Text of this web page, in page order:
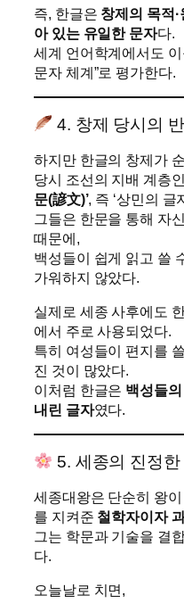
즉, 한글은 창제의 목적
아 있는 유일한 문자다.
세계 언어학계에서도
문자 체계”로 평가한다.
4. 창제 당시의
하지만 한글의 창제가
당시 조선의 지배 계층
문(諺文)’, 즉 ‘상민의 글
그들은 한문을 통해 자
때문에,
백성들이 쉽게 읽고 쓸
가워하지 않았다.
실제로 세종 사후에도
에서 주로 사용되었다.
특히 여성들이 편지를
진 것이 많았다.
이처럼 한글은 백성들
내린 글자였다.
5. 세종의 진정
세종대왕은 단순히 왕
를 지켜준 철학자이자
그는 학문과 기술을 결
다.
오늘날로 치면,